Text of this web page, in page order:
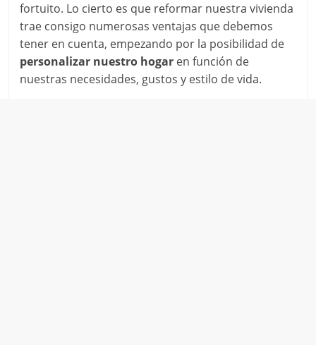
fortuito. Lo cierto es que reformar nuestra vivienda
trae consigo numerosas ventajas que debemos
tener en cuenta, empezando por la posibilidad de
personalizar nuestro hogar en función de
nuestras necesidades, gustos y estilo de vida.